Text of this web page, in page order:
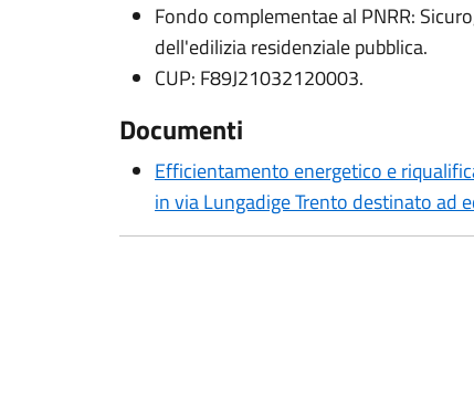
Fondo complementae al PNRR:
dell'edilizia residenziale pubblica.
CUP: F89J21032120003.
Documenti
Efficientamento energetico e
in via Lungadige Trento destinato ad